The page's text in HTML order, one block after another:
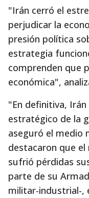
"Irán cerró el
perjudicar la
presión política
estrategia
comprenden que
económica",
"En definitiva,
estratégico de la
aseguró el medio
destacaron que
sufrió pérdidas
parte de su
militar-industrial-,